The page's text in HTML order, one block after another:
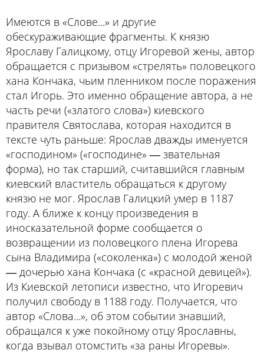
Имеются в «Слове...» и другие
обескураживающие фрагменты. К князю
Ярославу Галицкому, отцу Игоревой жены, автор
обращается с призывом «стрелять» половецкого
хана Кончака, чьим пленником после поражения
стал Игорь. Это именно обращение автора, а не
часть речи («златого слова») киевского
правителя Святослава, которая находится в
тексте чуть раньше: Ярослав дважды именуется
«господином» («господине» ― звательная
форма), но так старший, считавшийся главным
киевский властитель обращаться к другому
князю не мог. Ярослав Галицкий умер в 1187
году. А ближе к концу произведения в
иносказательной форме сообщается о
возвращении из половецкого плена Игорева
сына Владимира («соколенка») с молодой женой
― дочерью хана Кончака (с «красной девицей»).
Из Киевской летописи известно, что Игоревич
получил свободу в 1188 году. Получается, что
автор «Слова...», об этом событии знавший,
обращался к уже покойному отцу Ярославны,
когда взывал отомстить «за раны Игоревы».